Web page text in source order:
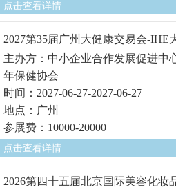
点击查看详情
2027第35届广州大健康交易会-IHE
主办方：中小企业合作发展促进中
年保健协会
时间：2027-06-27-2027-06-27
地点：广州
参展费：10000-20000
点击查看详情
2026第四十五届北京国际美容化妆